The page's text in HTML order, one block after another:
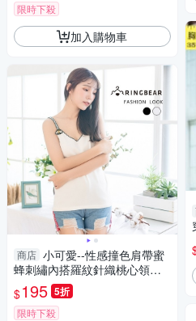
限時下殺
加入購物車
商店 小可愛--性感撞色肩帶蜜
蜂刺繡內搭羅紋針織桃心領細
肩帶背心(白.黑L-3L)-U514眼圈
熊中大尺碼
$195 5折
限時下殺